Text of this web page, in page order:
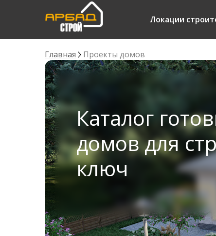
Локации
Главная Проекты домов
Каталог
домов для
ключ